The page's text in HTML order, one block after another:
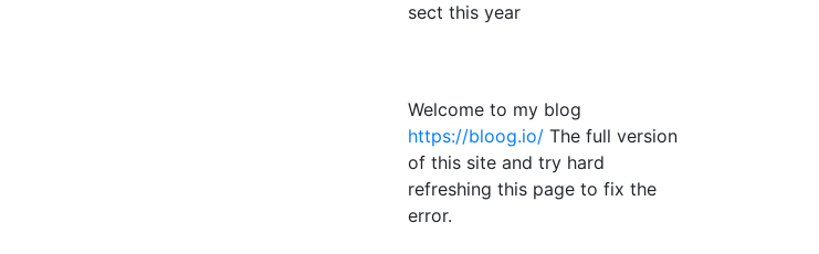
sect this year
Welcome to my blog
https://bloog.io/ The full version
of this site and try hard
refreshing this page to fix the
error.